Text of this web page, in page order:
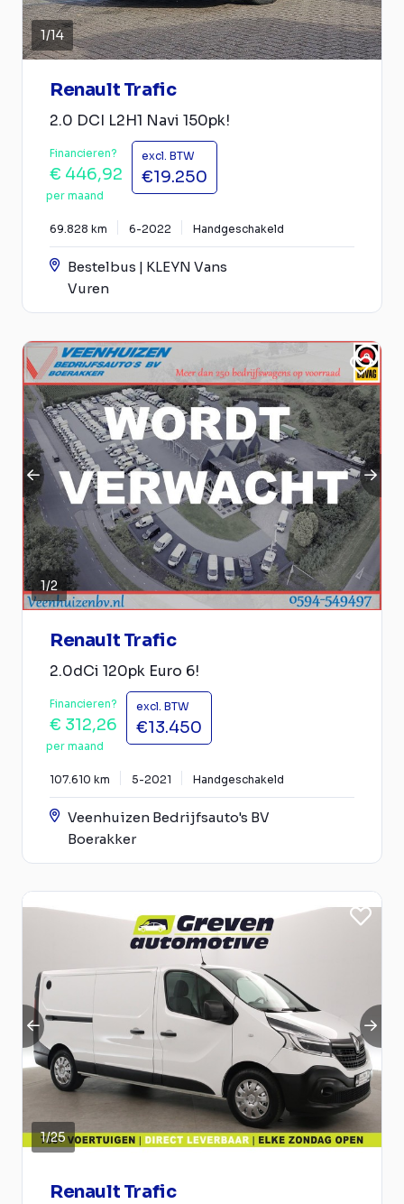
1/14
Renault Trafic
2.0 DCI L2H1 Navi 150pk!
Financieren?
€ 446,92
per maand
excl. BTW
€19.250
69.828 km 6-2022 Handgeschakeld
Bestelbus | KLEYN Vans
Vuren
1/2
Renault Trafic
2.0dCi 120pk Euro 6!
Financieren?
€ 312,26
per maand
excl. BTW
€13.450
107.610 km 5-2021 Handgeschakeld
Veenhuizen Bedrijfsauto's BV
Boerakker
1/25
Renault Trafic